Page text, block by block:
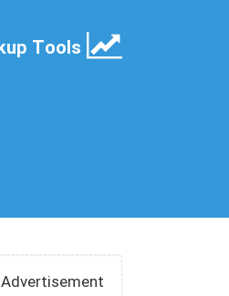
Advertisement